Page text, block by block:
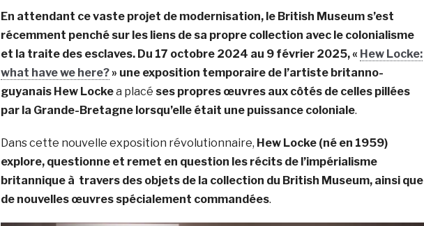
En attendant ce vaste projet de modernisation, le British Museum s’est
récemment penché sur les liens de sa propre collection avec le colonialisme
et la traite des esclaves. Du 17 octobre 2024 au 9 février 2025, « Hew Locke:
what have we here?» une exposition temporaire de l’artiste britanno-
guyanais Hew Lockea placé ses propres œuvres aux côtés de celles pillées
par la Grande-Bretagne lorsqu’elle était une puissance coloniale.
Dans cette nouvelle exposition révolutionnaire, Hew Locke (né en 1959)
explore, questionne et remet en question les récits de l’impérialisme
britannique à travers des objets de la collection du British Museum, ainsi que
de nouvelles œuvres spécialement commandées.